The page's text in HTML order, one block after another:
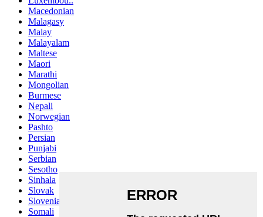
Macedonian
Malagasy
Malay
Malayalam
Maltese
Maori
Marathi
Mongolian
Burmese
Nepali
Norwegian
Pashto
Persian
Punjabi
Serbian
Sesotho
Sinhala
Slovak
Slovenian
Somali